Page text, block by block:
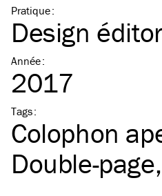
Pratique:
Design
Année:
2017
Tags:
Colophon
Double-page